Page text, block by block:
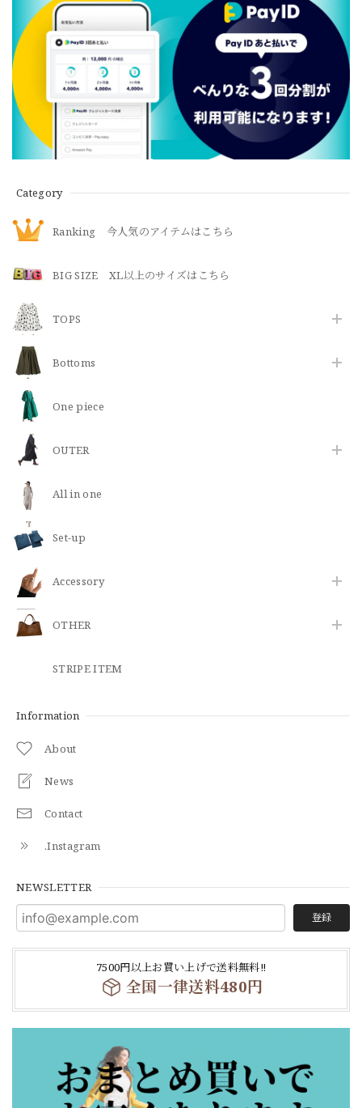
Category
Ranking 今人気のアイテムはこちら
BIG SIZE XL以上のサイズはこちら
TOPS
Bottoms
One piece
OUTER
All in one
Set-up
​Accessory
OTHER
STRIPE ITEM
Information
About
News
Contact
.Instagram
NEWSLETTER
登録
7500円以上お買い上げで送料無料‼
全国一律送料480円